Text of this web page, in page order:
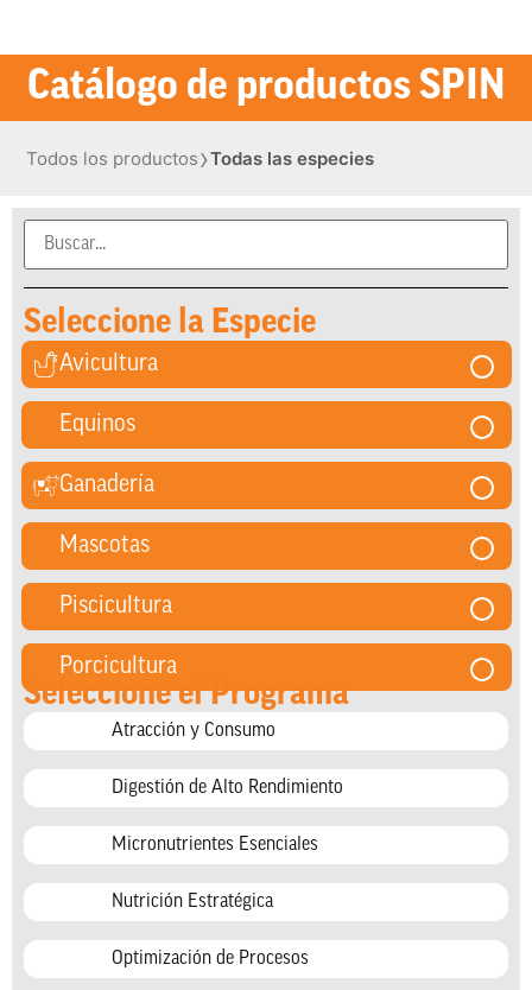
Catálogo de productos SPIN
Todos los productos›Todas las especies
Seleccione la Especie
Avicultura
Equinos
Ganadería
Mascotas
Piscicultura
Porcicultura
Seleccione el Programa
Atracción y Consumo
Digestión de Alto Rendimiento
Micronutrientes Esenciales
Nutrición Estratégica
Optimización de Procesos